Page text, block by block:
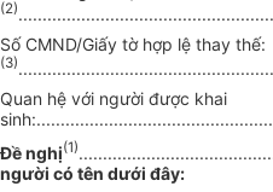
(2)
Số CMND/Giấy tờ hợp lệ thay thế:
(3)
Quan hệ với người được khai
Đề nghị(1)
người có tên dưới đây: